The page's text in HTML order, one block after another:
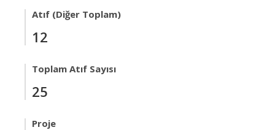
Atıf (Diğer Toplam)
12
Toplam Atıf Sayısı
25
Proje